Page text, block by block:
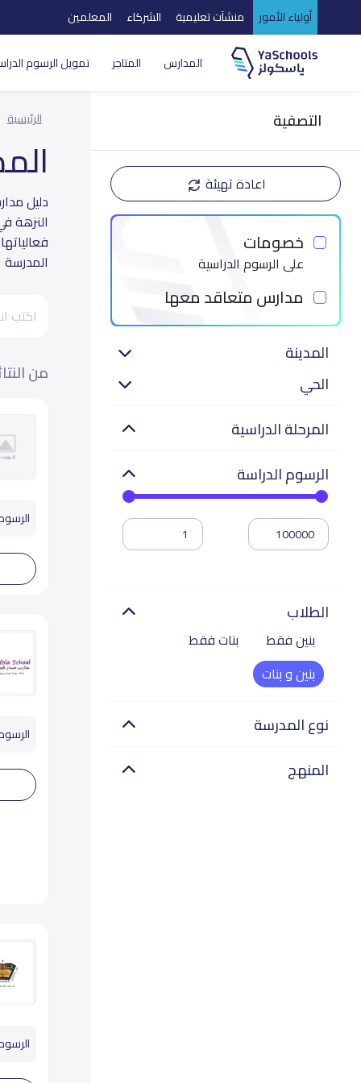
أولياء الأمور منشآت تعليمية الشركاء المعلمين
المدارس المتاجر تمويل الرسوم
التصفية
اعادة تهيئة
خصومات
على الرسوم الدراسية
مدارس متعاقد معها
المدينة
الحي
المرحلة الدراسية
الرسوم الدراسة
الطلاب
بنين فقط
بنات فقط
بنين و بنات
نوع المدرسة
المنهج
الرئيسية
النزهة
المدرسة
من
الرسوم
الرسوم
الرسوم